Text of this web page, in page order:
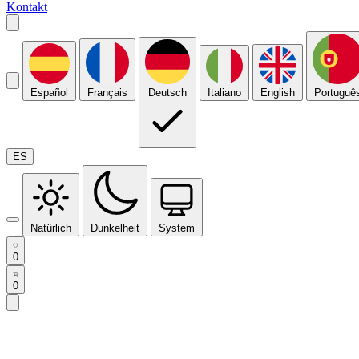
Kontakt
Español Français Deutsch Italiano English
ES
Natürlich Dunkelheit System
0
0